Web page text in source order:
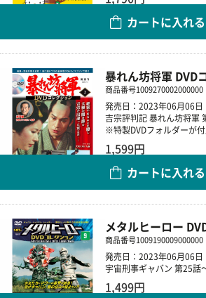
カートに入れる
暴れん坊将軍 DVD
商品番号1009270002000000
発売日：2023年06月06日
吉宗評判記 暴れん坊将軍
※特製DVDフォルダーが付
1,599円
カートに入れる
メタルヒーロー
商品番号1009190009000000
発売日：2023年06月06日
宇宙刑事ギャバン 第25話
1,499円